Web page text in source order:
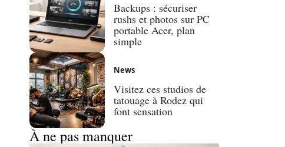
Backups : sécuriser
rushs et photos sur PC
portable Acer, plan
simple
News
Visitez ces studios de
tatouage à Rodez qui
font sensation
À ne pas manquer